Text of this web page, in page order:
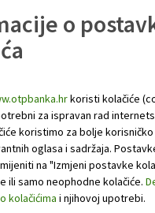
i bankomata
Poslovnica
samo uplatne bankomate
o
koristi kolačiće
za ispravan rad
koristimo za bolje
oglasa i sadržaja.
na "Izmjeni postavke
ili samo neophodne kolačiće.
kolačićima i njihovoj upotrebi.